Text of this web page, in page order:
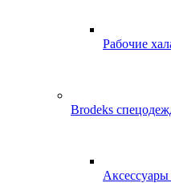
Рабочие
Brodeks